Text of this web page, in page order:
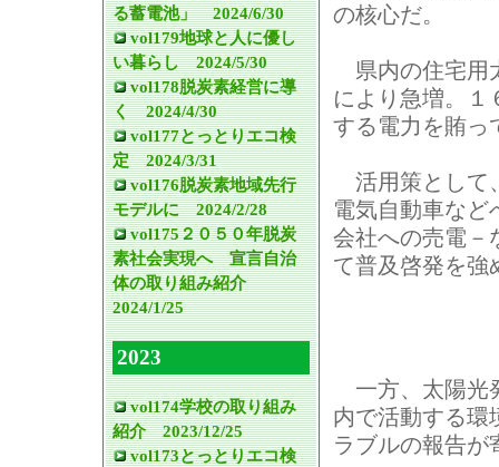
る蓄電池」 2024/6/30
vol179地球と人に優し
い暮らし 2024/5/30
vol178脱炭素経営に導
く 2024/4/30
vol177とっとりエコ検
定 2024/3/31
vol176脱炭素地域先行
モデルに 2024/2/28
vol175２０５０年脱炭
素社会実現へ 宣言自治
体の取り組み紹介
2024/1/25
2023
vol174学校の取り組み
紹介 2023/12/25
vol173とっとりエコ検
の核心だ。
県内の住宅用
により急増。１
する電力を賄っ
活用策として
電気自動車な
会社への売電－
て普及啓発を強
一方、太陽光
内で活動する環
ラブルの報告が